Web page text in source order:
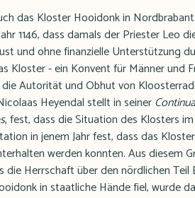
das Kloster Hooidonk in
1146, dass damals der Priester Leo
und ohne finanzielle Unterstützung
Kloster - ein Konvent für Männer und
Autorität und Obhut von
Heyendal stellt in seiner
, fest, dass die Situation des Klosters im
in jenem Jahr fest, dass das
werden konnten. Aus diesem
Herrschaft über den nördlichen Teil
in staatliche Hände fiel, wurde